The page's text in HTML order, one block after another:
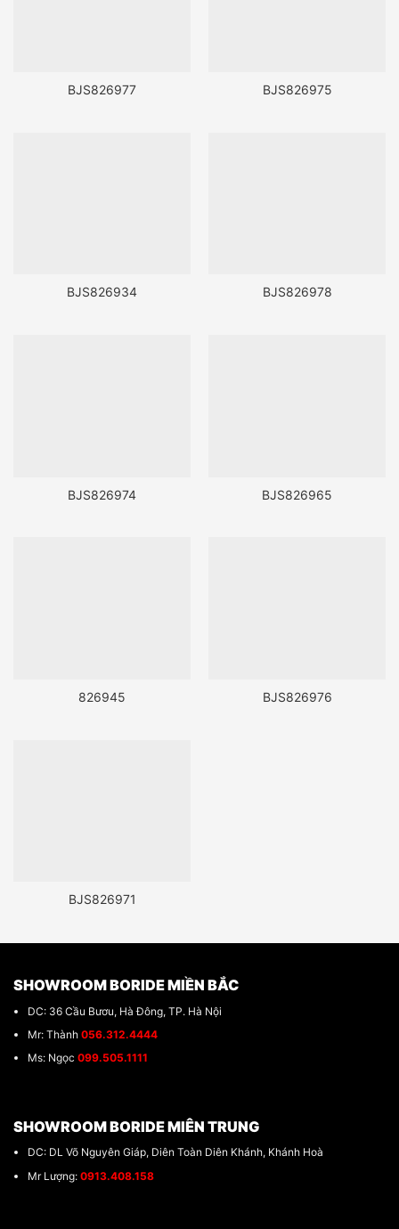
BJS826977 BJS826975
BJS826934 BJS826978
BJS826974 BJS826965
826945 BJS826976
BJS826971
SHOWROOM BORIDE MIỀN BẮC
DC: 36 Cầu Bươu, Hà Đông, TP. Hà Nội
Mr: Thành 056.312.4444
Ms: Ngọc 099.505.1111
SHOWROOM BORIDE MIÊN TRUNG
DC: DL Võ Nguyên Giáp, Diên Toàn Diên Khánh, Khánh Hoà
Mr Lượng: 0913.408.158